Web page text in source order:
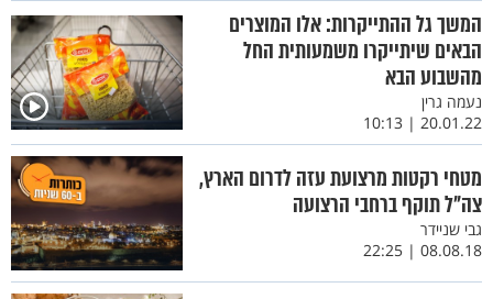
המשך גל ההתייקרות: אלו המוצרים
הבאים שיתייקרו משמעותית החל
מהשבוע הבא
נעמה גרין
20.01.22 | 10:13
מטחי רקטות מרצועת עזה לדרום הארץ,
צה"ל תוקף ברחבי הרצועה
גבי שניידר
08.08.18 | 22:25